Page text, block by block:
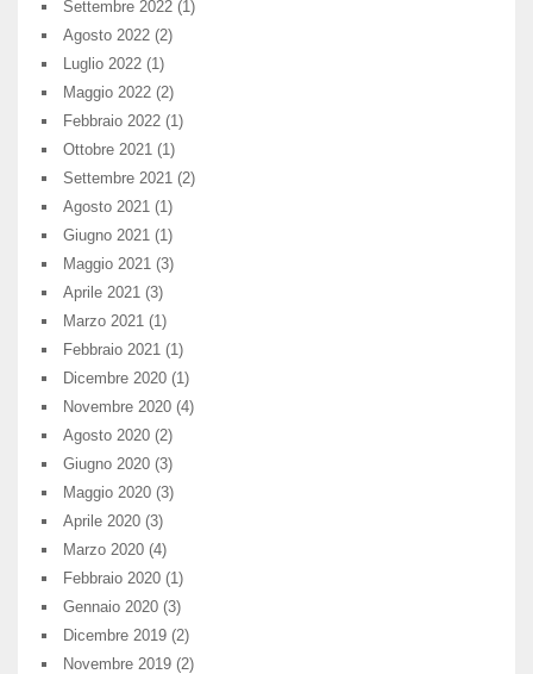
Settembre 2022 (1)
Agosto 2022 (2)
Luglio 2022 (1)
Maggio 2022 (2)
Febbraio 2022 (1)
Ottobre 2021 (1)
Settembre 2021 (2)
Agosto 2021 (1)
Giugno 2021 (1)
Maggio 2021 (3)
Aprile 2021 (3)
Marzo 2021 (1)
Febbraio 2021 (1)
Dicembre 2020 (1)
Novembre 2020 (4)
Agosto 2020 (2)
Giugno 2020 (3)
Maggio 2020 (3)
Aprile 2020 (3)
Marzo 2020 (4)
Febbraio 2020 (1)
Gennaio 2020 (3)
Dicembre 2019 (2)
Novembre 2019 (2)